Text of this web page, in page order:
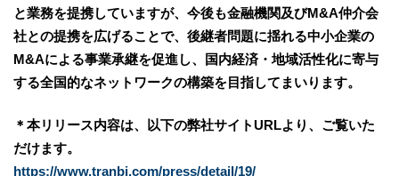
と業務を提携していますが、今後も金融機関及びM&A仲介会
社との提携を広げることで、後継者問題に揺れる中小企業の
M&Aによる事業承継を促進し、国内経済・地域活性化に寄与
する全国的なネットワークの構築を目指してまいります。
＊本リリース内容は、以下の弊社サイトURLより、ご覧いた
だけます。
https://www.tranbi.com/press/detail/19/